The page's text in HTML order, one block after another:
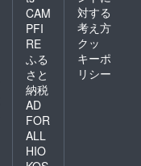
CAM
PFI
RE
ふる
さと
納税
AD
FOR
ALL
HIO
対する
考え方
クッ
キーポ
リシー